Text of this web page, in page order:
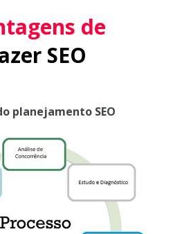
de
SEO
planejamento SEO